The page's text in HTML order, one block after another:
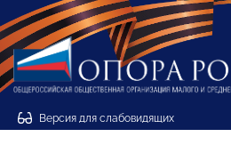
Версия для слабовидящих